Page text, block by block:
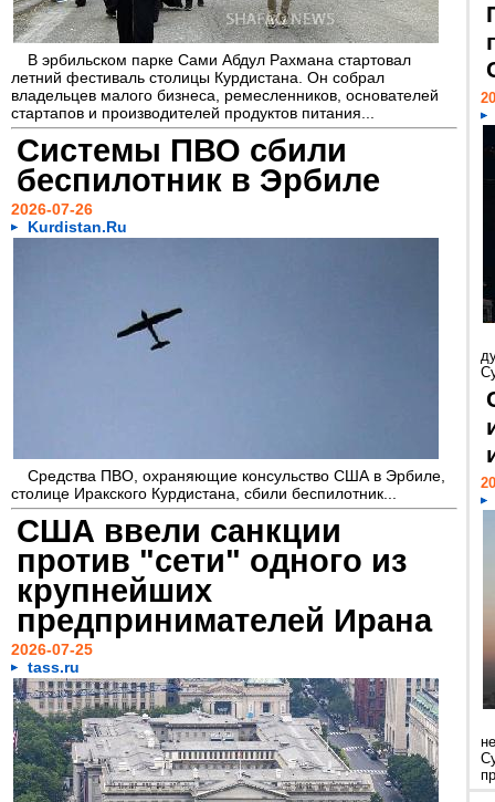
В эрбильском парке Сами Абдул Рахмана стартовал
летний фестиваль столицы Курдистана. Он собрал
владельцев малого бизнеса, ремесленников, основателей
стартапов и производителей продуктов питания...
Системы ПВО сбили
беспилотник в Эрбиле
2026-07-26
Kurdistan.Ru
Средства ПВО, охраняющие консульство США в Эрбиле,
столице Иракского Курдистана, сбили беспилотник...
США ввели санкции
против "сети" одного из
крупнейших
предпринимателей Ирана
2026-07-25
tass.ru